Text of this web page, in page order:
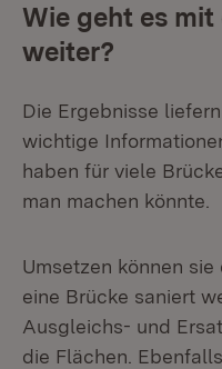
Wie geht es mit
weiter?
Die Ergebnisse
wichtige
haben für viele
man machen könnte.
Umsetzen können
eine Brücke saniert
Ausgleichs- und
die Flächen.